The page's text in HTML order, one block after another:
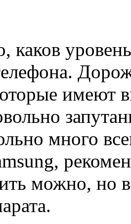
каков
имеют
много
можно, но